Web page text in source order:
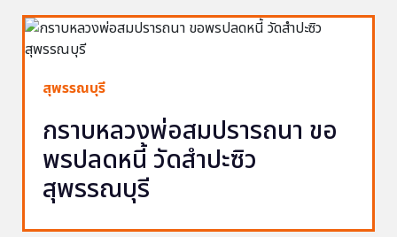
สุพรรณบุรี
กราบหลวงพ่อสมปรารถนา ขอ
พรปลดหนี้ วัดสำปะซิว
สุพรรณบุรี